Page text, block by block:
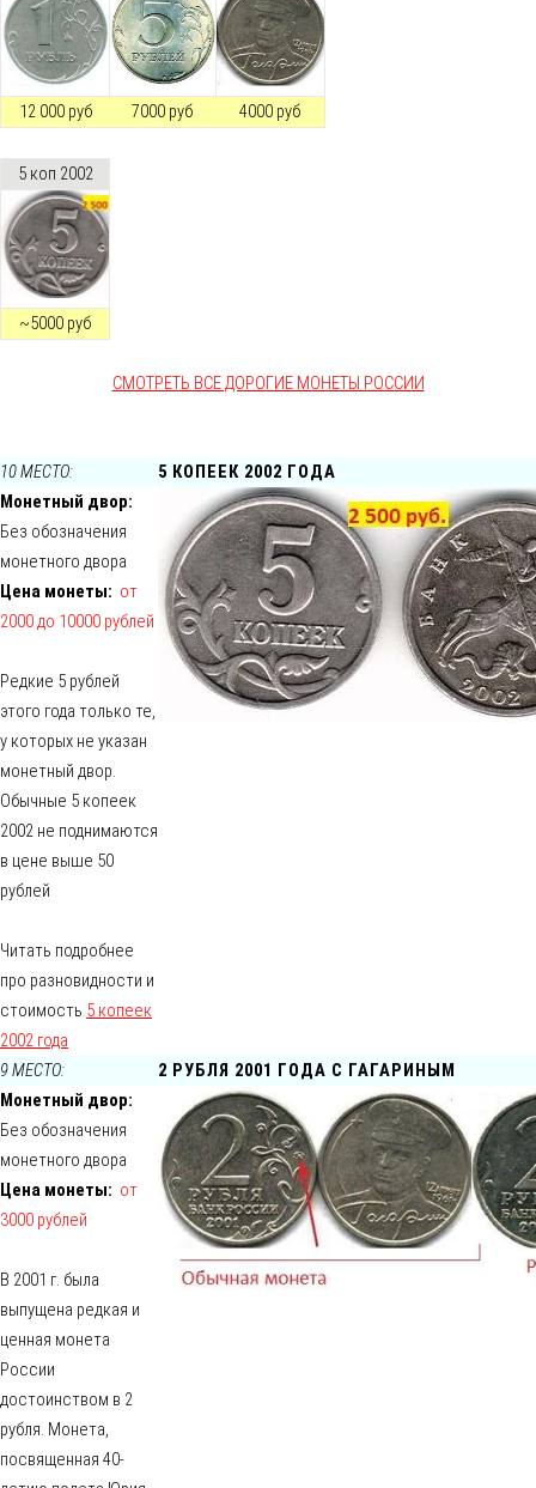
12 000 руб 7000 руб 4000 руб
5 коп 2002
~5000 руб
СМОТРЕТЬ ВСЕ ДОРОГИЕ МОНЕТЫ РОССИИ
10 МЕСТО:
5 КОПЕЕК 2002 ГОДА
Монетный двор:
Без обозначения
монетного двора
Цена монеты: от
2000 до 10000 рублей
Редкие 5 рублей
этого года только те,
у которых не указан
монетный двор.
Обычные 5 копеек
2002 не поднимаются
в цене выше 50
рублей
Читать подробнее
про разновидности и
стоимость 5 копеек
2002 года
9 МЕСТО:
2 РУБЛЯ 2001 ГОДА С ГАГАРИНЫМ
Монетный двор:
Без обозначения
монетного двора
Цена монеты: от
3000 рублей
В 2001 г. была
выпущена редкая и
ценная монета
России
достоинством в 2
рубля. Монета,
посвященная 40-